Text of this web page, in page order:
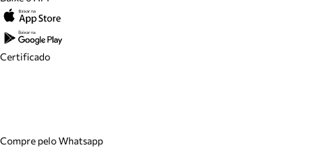
Certificado
Compre pelo Whatsapp